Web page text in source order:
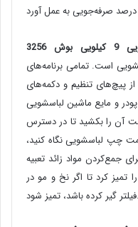
3256
است. تمامی برنامه‌های
پیچ‌های تنظیم و دکمه‌های
و مایع ماشین لباسشویی
آن را بکشید تا در دسترس
چپ لباسشویی نگاه کنید،
جمع‌کردن مواد زائد تعبیه
کرد تا اگر نخ و مو در
فیلتر گیر کرده باشد، تمیز شود.